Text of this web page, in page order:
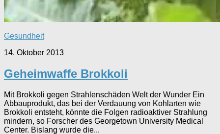
Gesundheit
14. Oktober 2013
Geheimwaffe Brokkoli
Mit Brokkoli gegen Strahlenschäden Welt der Wunder Ein
Abbauprodukt, das bei der Verdauung von Kohlarten wie
Brokkoli entsteht, könnte die Folgen radioaktiver Strahlung
mindern, so Forscher des Georgetown University Medical
Center. Bislang wurde die...